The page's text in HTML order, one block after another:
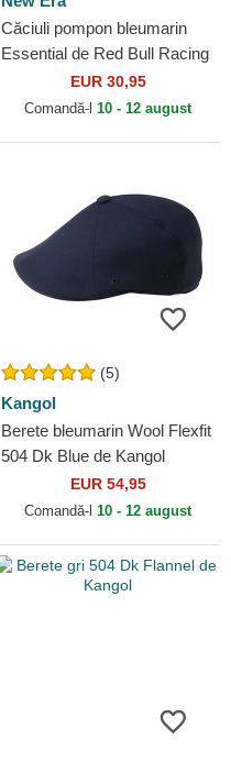
Căciuli pompon bleumarin
Essential de Red Bull Racing
Formula 1 de New Era
EUR 30,95
Comandă-l 10 - 12 august
(5)
Kangol
Berete bleumarin Wool Flexfit
504 Dk Blue de Kangol
EUR 54,95
Comandă-l 10 - 12 august